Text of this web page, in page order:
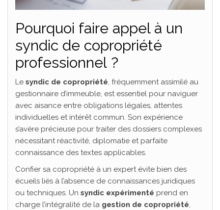
Pourquoi faire appel à un
syndic de copropriété
professionnel ?
Le syndic de copropriété, fréquemment assimilé au
gestionnaire d’immeuble, est essentiel pour naviguer
avec aisance entre obligations légales, attentes
individuelles et intérêt commun. Son expérience
s’avère précieuse pour traiter des dossiers complexes
nécessitant réactivité, diplomatie et parfaite
connaissance des textes applicables.
Confier sa copropriété à un expert évite bien des
écueils liés à l’absence de connaissances juridiques
ou techniques. Un syndic expérimenté prend en
charge l’intégralité de la gestion de copropriété,